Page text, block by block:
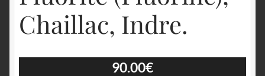
Chaillac, Indre.
90.00€